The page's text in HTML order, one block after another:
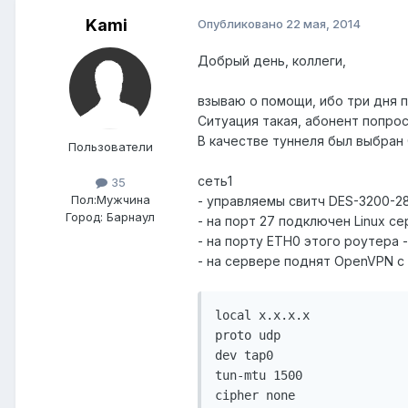
Kami
Пользователи
35
Пол:Мужчина
Город: Барнаул
Опубликовано 22 мая, 2014
Добрый день, коллеги,
взываю о помощи, ибо три дня
Ситуация такая, абонент
В качестве туннеля был
сеть1
- управляемы свитч DES-3200-
- на порт 27 подключен Linux
- на порту ETH0 этого
- на сервере поднят OpenVPN с
local х.х.х.х
proto udp
dev tap0
tun-mtu 1500
cipher none